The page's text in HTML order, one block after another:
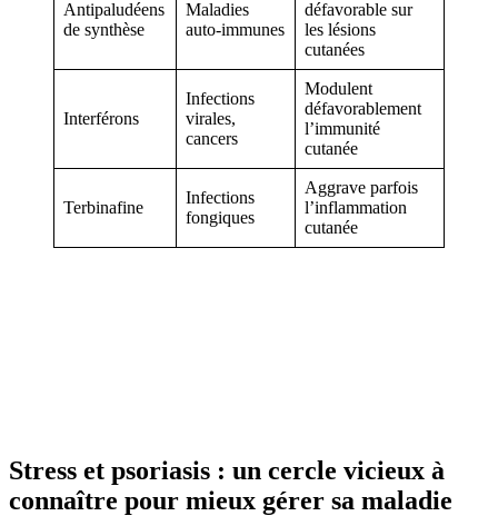
Antipaludéens
de synthèse
Maladies
auto-immunes
défavorable sur
les lésions
cutanées
Interférons
Infections
virales,
cancers
Modulent
défavorablement
l’immunité
cutanée
Terbinafine
Infections
fongiques
Aggrave parfois
l’inflammation
cutanée
Stress et psoriasis : un cercle vicieux à
connaître pour mieux gérer sa maladie